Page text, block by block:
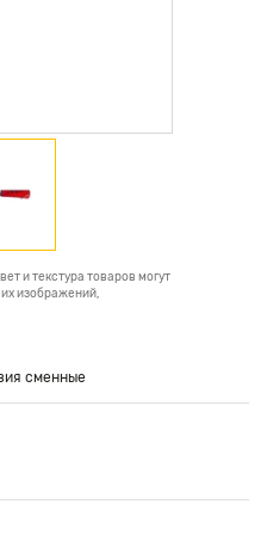
и текстура товаров могут
их изображений,
сменные